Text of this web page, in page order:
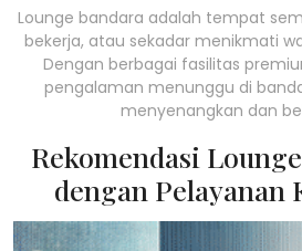
Lounge bandara adalah tempat
bekerja, atau sekadar menikmati
Dengan berbagai fasilitas
pengalaman menunggu di
menyenangkan dan
Rekomendasi
dengan Pelayanan